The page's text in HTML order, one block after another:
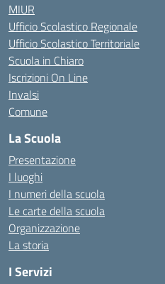
MIUR
Ufficio Scolastico Regionale
Ufficio Scolastico Territoriale
Scuola in Chiaro
Iscrizioni On Line
Invalsi
Comune
La Scuola
Presentazione
I luoghi
I numeri della scuola
Le carte della scuola
Organizzazione
La storia
I Servizi